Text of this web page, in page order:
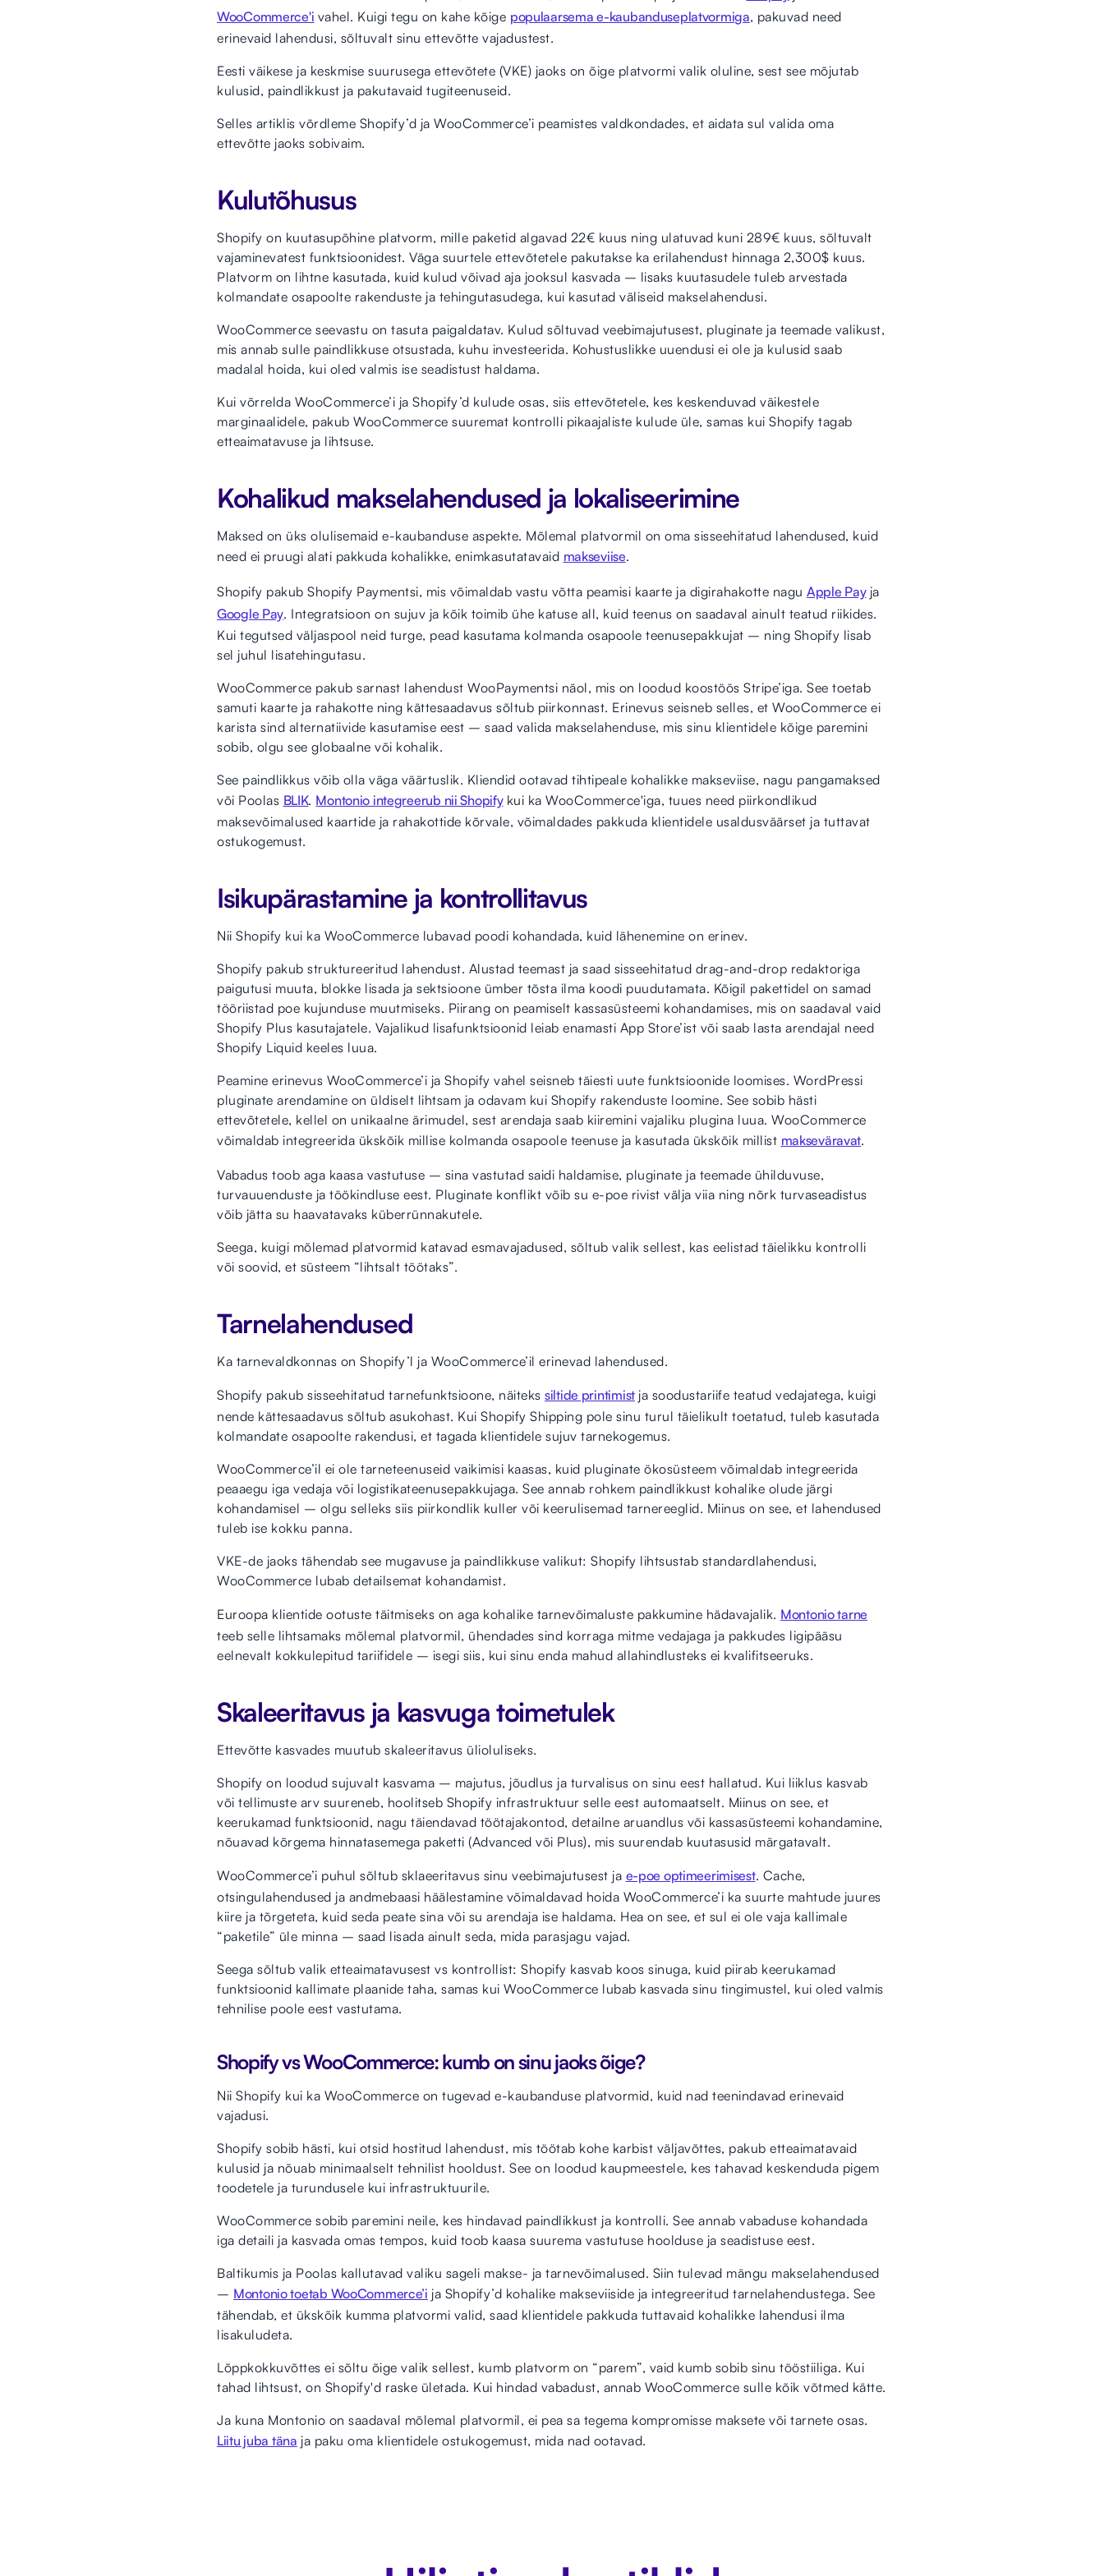
WooCommerce'i vahel. Kuigi tegu on kahe kõige populaarsema e-kaubanduseplatvormiga, pakuvad need
erinevaid lahendusi, sõltuvalt sinu ettevõtte vajadustest.
Eesti väikese ja keskmise suurusega ettevõtete (VKE) jaoks on õige platvormi valik oluline, sest see mõjutab
kulusid, paindlikkust ja pakutavaid tugiteenuseid.
Selles artiklis võrdleme Shopify’d ja WooCommerce’i peamistes valdkondades, et aidata sul valida oma
ettevõtte jaoks sobivaim.
Kulutõhusus
Shopify on kuutasupõhine platvorm, mille paketid algavad 22€ kuus ning ulatuvad kuni 289€ kuus, sõltuvalt
vajaminevatest funktsioonidest. Väga suurtele ettevõtetele pakutakse ka erilahendust hinnaga 2,300$ kuus.
Platvorm on lihtne kasutada, kuid kulud võivad aja jooksul kasvada – lisaks kuutasudele tuleb arvestada
kolmandate osapoolte rakenduste ja tehingutasudega, kui kasutad väliseid makselahendusi.
WooCommerce seevastu on tasuta paigaldatav. Kulud sõltuvad veebimajutusest, pluginate ja teemade valikust,
mis annab sulle paindlikkuse otsustada, kuhu investeerida. Kohustuslikke uuendusi ei ole ja kulusid saab
madalal hoida, kui oled valmis ise seadistust haldama.
Kui võrrelda WooCommerce’i ja Shopify’d kulude osas, siis ettevõtetele, kes keskenduvad väikestele
marginaalidele, pakub WooCommerce suuremat kontrolli pikaajaliste kulude üle, samas kui Shopify tagab
etteaimatavuse ja lihtsuse.
Kohalikud makselahendused ja lokaliseerimine
Maksed on üks olulisemaid e-kaubanduse aspekte. Mõlemal platvormil on oma sisseehitatud lahendused, kuid
need ei pruugi alati pakkuda kohalikke, enimkasutatavaid makseviise.
Shopify pakub Shopify Paymentsi, mis võimaldab vastu võtta peamisi kaarte ja digirahakotte nagu Apple Payja
Google Pay. Integratsioon on sujuv ja kõik toimib ühe katuse all, kuid teenus on saadaval ainult teatud riikides.
Kui tegutsed väljaspool neid turge, pead kasutama kolmanda osapoole teenusepakkujat – ning Shopify lisab
sel juhul lisatehingutasu.
WooCommerce pakub sarnast lahendust WooPaymentsi näol, mis on loodud koostöös Stripe’iga. See toetab
samuti kaarte ja rahakotte ning kättesaadavus sõltub piirkonnast. Erinevus seisneb selles, et WooCommerce ei
karista sind alternatiivide kasutamise eest – saad valida makselahenduse, mis sinu klientidele kõige paremini
sobib, olgu see globaalne või kohalik.
See paindlikkus võib olla väga väärtuslik. Kliendid ootavad tihtipeale kohalikke makseviise, nagu pangamaksed
või Poolas BLIK. Montonio integreerub nii Shopifykui ka WooCommerce'iga, tuues need piirkondlikud
maksevõimalused kaartide ja rahakottide kõrvale, võimaldades pakkuda klientidele usaldusväärset ja tuttavat
ostukogemust.
Isikupärastamine ja kontrollitavus
Nii Shopify kui ka WooCommerce lubavad poodi kohandada, kuid lähenemine on erinev.
Shopify pakub struktureeritud lahendust. Alustad teemast ja saad sisseehitatud drag-and-drop redaktoriga
paigutusi muuta, blokke lisada ja sektsioone ümber tõsta ilma koodi puudutamata. Kõigil pakettidel on samad
tööriistad poe kujunduse muutmiseks. Piirang on peamiselt kassasüsteemi kohandamises, mis on saadaval vaid
Shopify Plus kasutajatele. Vajalikud lisafunktsioonid leiab enamasti App Store’ist või saab lasta arendajal need
Shopify Liquid keeles luua.
Peamine erinevus WooCommerce’i ja Shopify vahel seisneb täiesti uute funktsioonide loomises. WordPressi
pluginate arendamine on üldiselt lihtsam ja odavam kui Shopify rakenduste loomine. See sobib hästi
ettevõtetele, kellel on unikaalne ärimudel, sest arendaja saab kiiremini vajaliku plugina luua. WooCommerce
võimaldab integreerida ükskõik millise kolmanda osapoole teenuse ja kasutada ükskõik millist makseväravat.
Vabadus toob aga kaasa vastutuse – sina vastutad saidi haldamise, pluginate ja teemade ühilduvuse,
turvauuenduste ja töökindluse eest. Pluginate konflikt võib su e-poe rivist välja viia ning nõrk turvaseadistus
võib jätta su haavatavaks küberrünnakutele.
Seega, kuigi mõlemad platvormid katavad esmavajadused, sõltub valik sellest, kas eelistad täielikku kontrolli
või soovid, et süsteem “lihtsalt töötaks”.
Tarnelahendused
Ka tarnevaldkonnas on Shopify’l ja WooCommerce’il erinevad lahendused.
Shopify pakub sisseehitatud tarnefunktsioone, näiteks siltide printimistja soodustariife teatud vedajatega, kuigi
nende kättesaadavus sõltub asukohast. Kui Shopify Shipping pole sinu turul täielikult toetatud, tuleb kasutada
kolmandate osapoolte rakendusi, et tagada klientidele sujuv tarnekogemus.
WooCommerce’il ei ole tarneteenuseid vaikimisi kaasas, kuid pluginate ökosüsteem võimaldab integreerida
peaaegu iga vedaja või logistikateenusepakkujaga. See annab rohkem paindlikkust kohalike olude järgi
kohandamisel – olgu selleks siis piirkondlik kuller või keerulisemad tarnereeglid. Miinus on see, et lahendused
tuleb ise kokku panna.
VKE-de jaoks tähendab see mugavuse ja paindlikkuse valikut: Shopify lihtsustab standardlahendusi,
WooCommerce lubab detailsemat kohandamist.
Euroopa klientide ootuste täitmiseks on aga kohalike tarnevõimaluste pakkumine hädavajalik. Montonio tarne
teeb selle lihtsamaks mõlemal platvormil, ühendades sind korraga mitme vedajaga ja pakkudes ligipääsu
eelnevalt kokkulepitud tariifidele – isegi siis, kui sinu enda mahud allahindlusteks ei kvalifitseeruks.
Skaleeritavus ja kasvuga toimetulek
Ettevõtte kasvades muutub skaleeritavus ülioluliseks.
Shopify on loodud sujuvalt kasvama – majutus, jõudlus ja turvalisus on sinu eest hallatud. Kui liiklus kasvab
või tellimuste arv suureneb, hoolitseb Shopify infrastruktuur selle eest automaatselt. Miinus on see, et
keerukamad funktsioonid, nagu täiendavad töötajakontod, detailne aruandlus või kassasüsteemi kohandamine,
nõuavad kõrgema hinnatasemega paketti (Advanced või Plus), mis suurendab kuutasusid märgatavalt.
WooCommerce’i puhul sõltub sklaeeritavus sinu veebimajutusest ja e-poe optimeerimisest. Cache,
otsingulahendused ja andmebaasi häälestamine võimaldavad hoida WooCommerce’i ka suurte mahtude juures
kiire ja tõrgeteta, kuid seda peate sina või su arendaja ise haldama. Hea on see, et sul ei ole vaja kallimale
“paketile” üle minna – saad lisada ainult seda, mida parasjagu vajad.
Seega sõltub valik etteaimatavusest vs kontrollist: Shopify kasvab koos sinuga, kuid piirab keerukamad
funktsioonid kallimate plaanide taha, samas kui WooCommerce lubab kasvada sinu tingimustel, kui oled valmis
tehnilise poole eest vastutama.
Shopify vs WooCommerce: kumb on sinu jaoks õige?
Nii Shopify kui ka WooCommerce on tugevad e-kaubanduse platvormid, kuid nad teenindavad erinevaid
vajadusi.
Shopify sobib hästi, kui otsid hostitud lahendust, mis töötab kohe karbist väljavõttes, pakub etteaimatavaid
kulusid ja nõuab minimaalselt tehnilist hooldust. See on loodud kaupmeestele, kes tahavad keskenduda pigem
toodetele ja turundusele kui infrastruktuurile.
WooCommerce sobib paremini neile, kes hindavad paindlikkust ja kontrolli. See annab vabaduse kohandada
iga detaili ja kasvada omas tempos, kuid toob kaasa suurema vastutuse hoolduse ja seadistuse eest.
Baltikumis ja Poolas kallutavad valiku sageli makse- ja tarnevõimalused. Siin tulevad mängu makselahendused
– Montonio toetab WooCommerce’i ja Shopify’d kohalike makseviiside ja integreeritud tarnelahendustega. See
tähendab, et ükskõik kumma platvormi valid, saad klientidele pakkuda tuttavaid kohalikke lahendusi ilma
lisakuludeta.
Lõppkokkuvõttes ei sõltu õige valik sellest, kumb platvorm on “parem”, vaid kumb sobib sinu tööstiiliga. Kui
tahad lihtsust, on Shopify'd raske ületada. Kui hindad vabadust, annab WooCommerce sulle kõik võtmed kätte.
Ja kuna Montonio on saadaval mõlemal platvormil, ei pea sa tegema kompromisse maksete või tarnete osas.
Liitu juba täna ja paku oma klientidele ostukogemust, mida nad ootavad.